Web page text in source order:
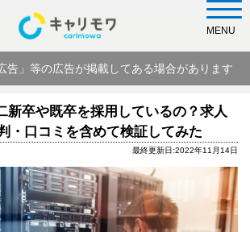
告」等の広告が掲載してある場合があります
MENU
新卒や既卒を採用しているの？求人
・口コミを含めて検証してみた
最終更新日:2022年11月14日